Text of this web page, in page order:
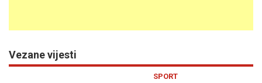
Vezane vijesti